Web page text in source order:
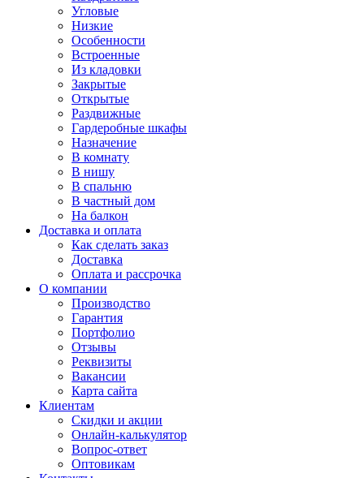
Угловые
Низкие
Особенности
Встроенные
Из кладовки
Закрытые
Открытые
Раздвижные
Гардеробные шкафы
Назначение
В комнату
В нишу
В спальню
В частный дом
На балкон
Доставка и оплата
Как сделать заказ
Доставка
Оплата и рассрочка
О компании
Производство
Гарантия
Портфолио
Отзывы
Реквизиты
Вакансии
Карта сайта
Клиентам
Скидки и акции
Онлайн-калькулятор
Вопрос-ответ
Оптовикам